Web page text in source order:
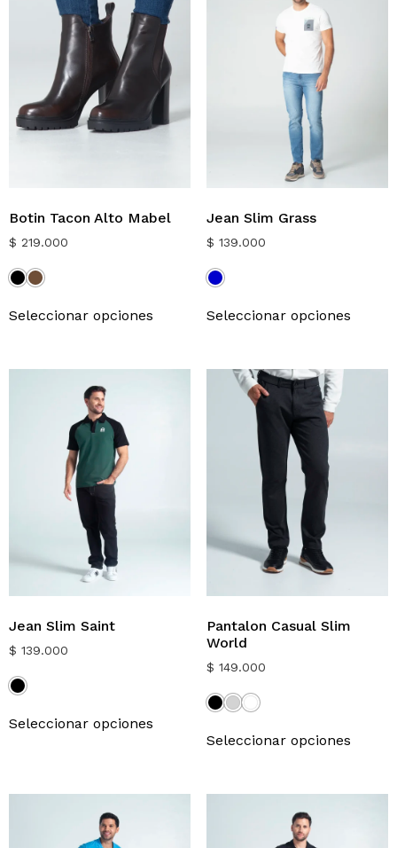
Botin Tacon Alto Mabel
$ 219.000
Seleccionar opciones
Jean Slim Grass
$ 139.000
Seleccionar opciones
Jean Slim Saint
$ 139.000
Seleccionar opciones
Pantalon Casual Slim
World
$ 149.000
Seleccionar opciones